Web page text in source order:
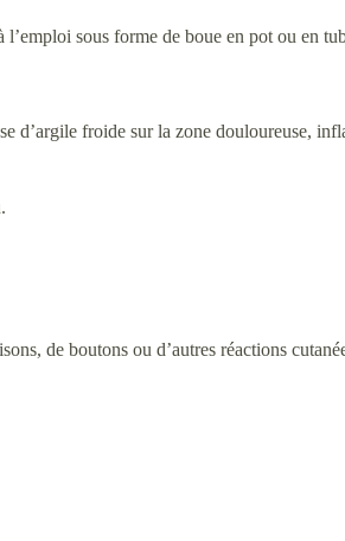
sous forme de boue en pot ou en
d’argile froide sur la zone douloureuse,
de boutons ou d’autres réactions